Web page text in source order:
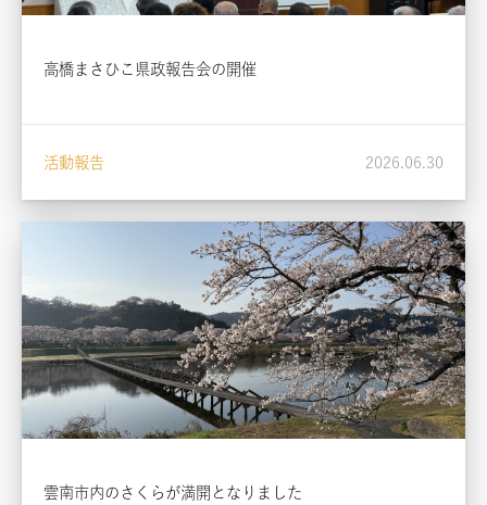
高橋まさひこ県政報告会の開催
活動報告 2026.06.30
雲南市内のさくらが満開となりました